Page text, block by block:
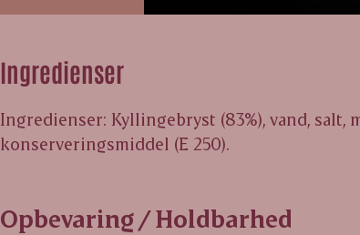
Ingredienser
Ingredienser: Kyllingebryst (83%), vand,
konserveringsmiddel (E 250).
Opbevaring / Holdbarhed